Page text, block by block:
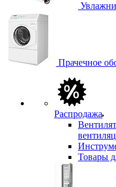
Прачечное
Распродажа
Товары